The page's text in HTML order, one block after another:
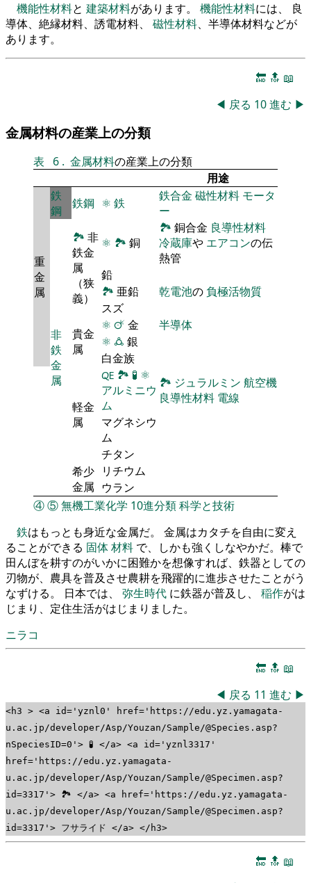
機能性材料と 建築材料があります。 機能性材料には、 良
導体、絶縁材料、誘電材料、 磁性材料、半導体材料などが
あります。
🔚 🔝 📖
◀ 戻る 10進む ▶
金属材料の産業上の分類
表 6 . 金属材料の産業上の分類
用途
重
金
属
鉄
鋼
鉄鋼 ⚛ 鉄 鉄合金 磁性材料 モータ
ー
非
鉄
金
属
🏞 非
鉄金
属
（狭
義）
⚛ 🏞 銅
🏞 銅合金 良導性材料
冷蔵庫や エアコンの伝
熱管
鉛
🏞 亜鉛 乾電池の 負極活物質
スズ
貴金
属
⚛ 🜚 金
半導体
⚛ 🜛 銀
白金族
軽金
属
🜀 🏞 🧪 ⚛
アルミニウ
ム
🏞 ジュラルミン 航空機
良導性材料 電線
マグネシウ
ム
チタン
希少
金属
リチウム
ウラン
④⑤無機工業化学 10進分類科学と技術
鉄はもっとも身近な金属だ。 金属はカタチを自由に変え
ることができる 固体材料 で、しかも強くしなやかだ。棒で
田んぼを耕すのがいかに困難かを想像すれば、鉄器としての
刃物が、農具を普及させ農耕を飛躍的に進歩させたことがう
なずける。 日本では、 弥生時代 に鉄器が普及し、 稲作がは
じまり、定住生活がはじまりました。
ニラコ
🔚 🔝 📖
◀ 戻る 11 進む ▶
<h3 > <a id='yznl0' href='https://edu.yz.yamagata-
u.ac.jp/developer/Asp/Youzan/Sample/@Species.asp?
nSpeciesID=0'> 🧪 </a> <a id='yznl3317'
href='https://edu.yz.yamagata-
u.ac.jp/developer/Asp/Youzan/Sample/@Specimen.asp?
id=3317'> 🏞 </a> <a href='https://edu.yz.yamagata-
u.ac.jp/developer/Asp/Youzan/Sample/@Specimen.asp?
id=3317'> フサライド </a> </h3>
🔚 🔝 📖